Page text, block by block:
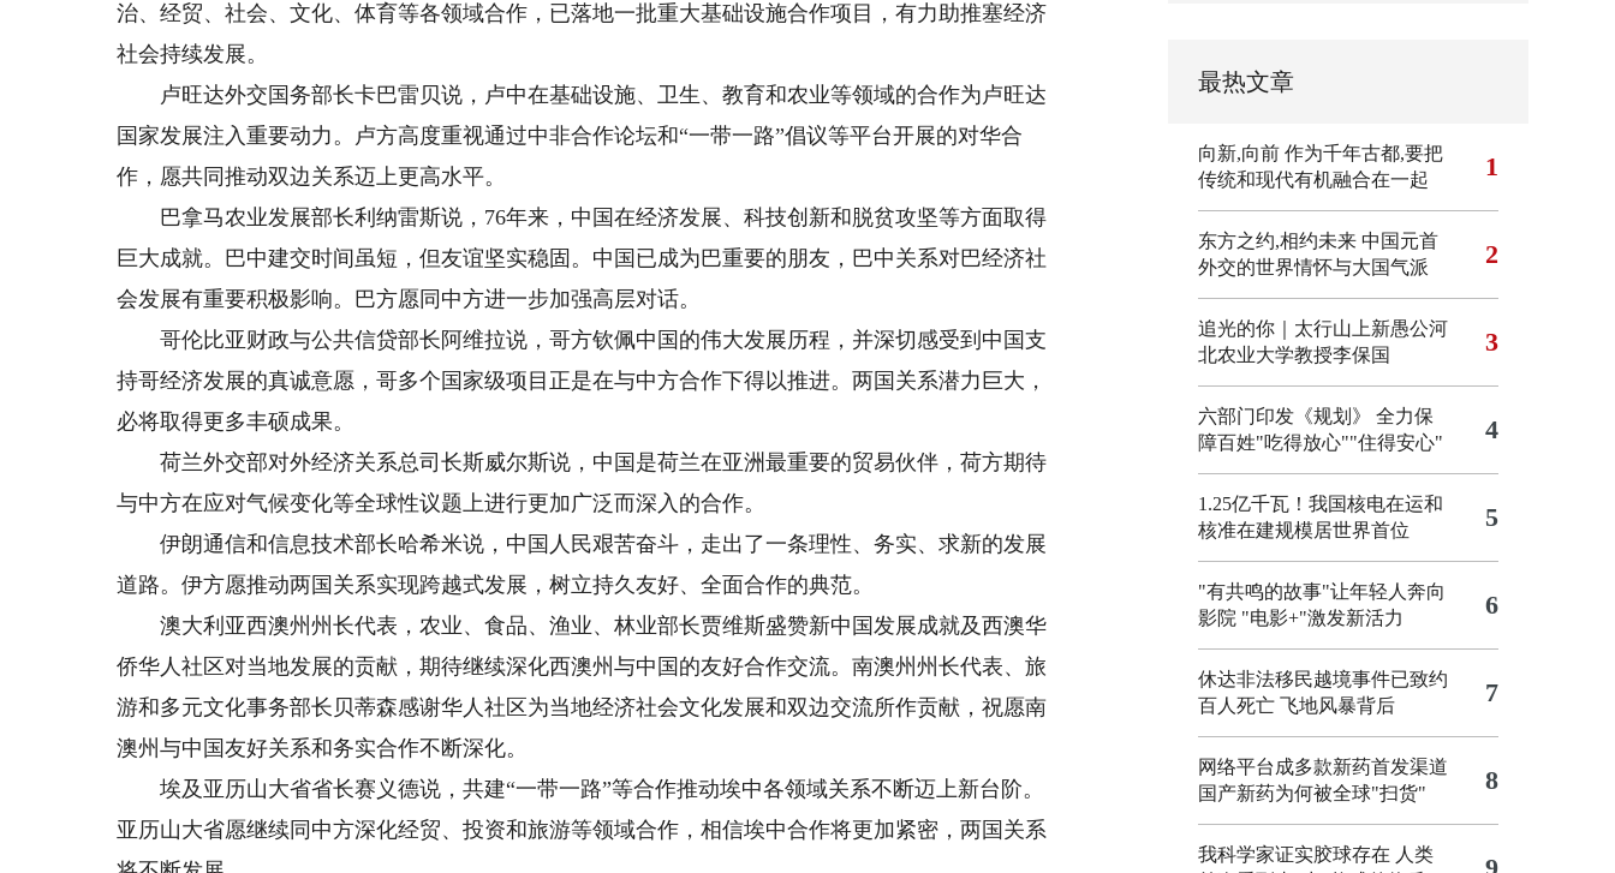
治、经贸、社会、文化、体育等各领域合作，已落地一批重大基础设施合作项目，有力助推塞经济
社会持续发展。
卢旺达外交国务部长卡巴雷贝说，卢中在基础设施、卫生、教育和农业等领域的合作为卢旺达
国家发展注入重要动力。卢方高度重视通过中非合作论坛和“一带一路”倡议等平台开展的对华合
作，愿共同推动双边关系迈上更高水平。
巴拿马农业发展部长利纳雷斯说，76年来，中国在经济发展、科技创新和脱贫攻坚等方面取得
巨大成就。巴中建交时间虽短，但友谊坚实稳固。中国已成为巴重要的朋友，巴中关系对巴经济社
会发展有重要积极影响。巴方愿同中方进一步加强高层对话。
哥伦比亚财政与公共信贷部长阿维拉说，哥方钦佩中国的伟大发展历程，并深切感受到中国支
持哥经济发展的真诚意愿，哥多个国家级项目正是在与中方合作下得以推进。两国关系潜力巨大，
必将取得更多丰硕成果。
荷兰外交部对外经济关系总司长斯威尔斯说，中国是荷兰在亚洲最重要的贸易伙伴，荷方期待
与中方在应对气候变化等全球性议题上进行更加广泛而深入的合作。
伊朗通信和信息技术部长哈希米说，中国人民艰苦奋斗，走出了一条理性、务实、求新的发展
道路。伊方愿推动两国关系实现跨越式发展，树立持久友好、全面合作的典范。
澳大利亚西澳州州长代表，农业、食品、渔业、林业部长贾维斯盛赞新中国发展成就及西澳华
侨华人社区对当地发展的贡献，期待继续深化西澳州与中国的友好合作交流。南澳州州长代表、旅
游和多元文化事务部长贝蒂森感谢华人社区为当地经济社会文化发展和双边交流所作贡献，祝愿南
澳州与中国友好关系和务实合作不断深化。
埃及亚历山大省省长赛义德说，共建“一带一路”等合作推动埃中各领域关系不断迈上新台阶。
亚历山大省愿继续同中方深化经贸、投资和旅游等领域合作，相信埃中合作将更加紧密，两国关系
最热文章
向新,向前 作为千年古都,要把
传统和现代有机融合在一起
1
东方之约,相约未来 中国元首
外交的世界情怀与大国气派
2
追光的你｜太行山上新愚公河
北农业大学教授李保国
3
六部门印发《规划》 全力保
障百姓"吃得放心""住得安心"
4
1.25亿千瓦！我国核电在运和
核准在建规模居世界首位
5
"有共鸣的故事"让年轻人奔向
影院 "电影+"激发新活力 6
休达非法移民越境事件已致约
百人死亡 飞地风暴背后 7
网络平台成多款新药首发渠道
国产新药为何被全球"扫货"
8
我科学家证实胶球存在 人类